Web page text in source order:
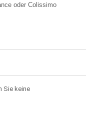
oderColissimo
Sie keine